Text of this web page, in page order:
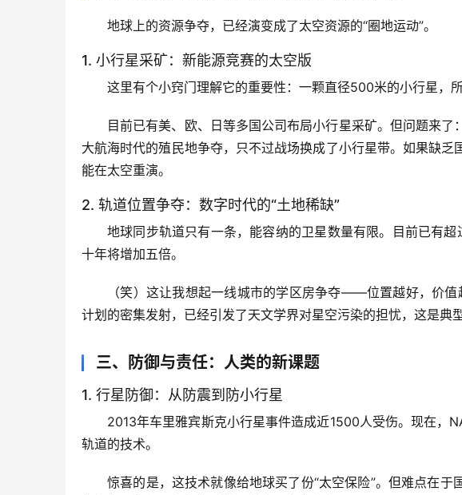
地球上的资源争夺，已经演变成了太空资源的“圈地运动”。
1. 小行星采矿：新能源竞赛的太空版
这里有个小窍门理解它的重要性：一颗直径500米的小行星，
目前已有美、欧、日等多国公司布局小行星采矿。但问题来
大航海时代的殖民地争夺，只不过战场换成了小行星带。如果缺
能在太空重演。
2. 轨道位置争夺：数字时代的“土地稀缺”
地球同步轨道只有一条，能容纳的卫星数量有限。目前已有
十年将增加五倍。
（笑）这让我想起一线城市的学区房争夺——位置越好，价
计划的密集发射，已经引发了天文学界对星空污染的担忧，这是典
三、防御与责任：人类的新课题
1. 行星防御：从防震到防小行星
2013年车里雅宾斯克小行星事件造成近1500人受伤。现在，
轨道的技术。
惊喜的是，这技术就像给地球买了份“太空保险”。但难点在